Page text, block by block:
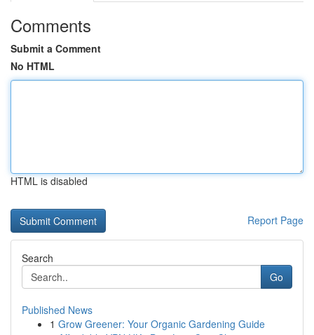
Comments
Submit a Comment
No HTML
HTML is disabled
Report Page
Search
Go
Published News
1 Grow Greener: Your Organic Gardening Guide